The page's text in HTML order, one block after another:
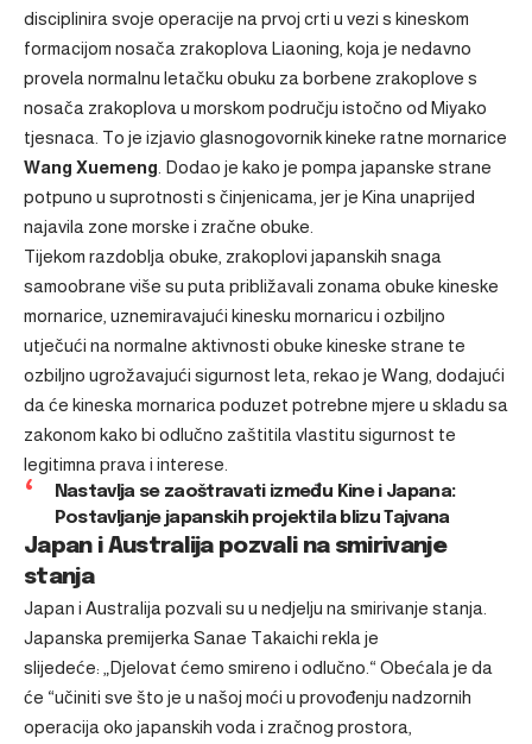
disciplinira svoje operacije na prvoj crti u vezi s kineskom
formacijom nosača zrakoplova Liaoning, koja je nedavno
provela normalnu letačku obuku za borbene zrakoplove s
nosača zrakoplova u morskom području istočno od Miyako
tjesnaca. To je izjavio glasnogovornik kineke ratne mornarice
Wang Xuemeng . Dodao je kako je pompa japanske strane
potpuno u suprotnosti s činjenicama, jer je Kina unaprijed
najavila zone morske i zračne obuke.
Tijekom razdoblja obuke, zrakoplovi japanskih snaga
samoobrane više su puta približavali zonama obuke kineske
mornarice, uznemiravajući kinesku mornaricu i ozbiljno
utječući na normalne aktivnosti obuke kineske strane te
ozbiljno ugrožavajući sigurnost leta, rekao je Wang, dodajući
da će kineska mornarica poduzet potrebne mjere u skladu sa
zakonom kako bi odlučno zaštitila vlastitu sigurnost te
legitimna prava i interese.
Nastavlja se zaoštravati između Kine i Japana:
Postavljanje japanskih projektila blizu Tajvana
Japan i Australija pozvali na smirivanje
stanja
Japan i Australija pozvali su u nedjelju na smirivanje stanja.
Japanska premijerka Sanae Takaichi rekla je
slijedeće: „Djelovat ćemo smireno i odlučno.“ Obećala je da
će “učiniti sve što je u našoj moći u provođenju nadzornih
operacija oko japanskih voda i zračnog prostora,